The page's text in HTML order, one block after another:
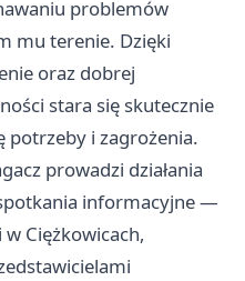
problemów
mu terenie. Dzięki
oraz dobrej
stara się skutecznie
potrzeby i zagrożenia.
prowadzi działania
informacyjne —
Ciężkowicach,